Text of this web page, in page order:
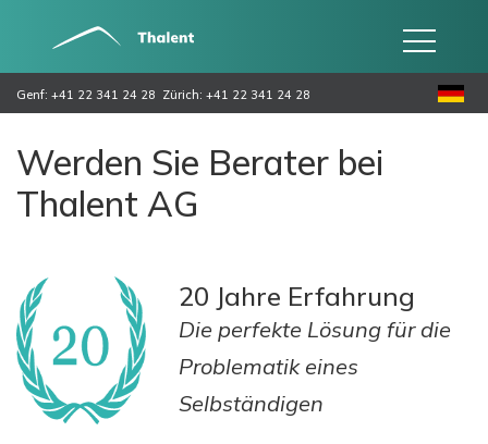
Genf: +41 22 341 24 28 Zürich: +41 22 341 24 28
Werden Sie Berater bei
Thalent AG
20 Jahre Erfahrung
Die perfekte Lösung für die
Problematik eines
Selbständigen